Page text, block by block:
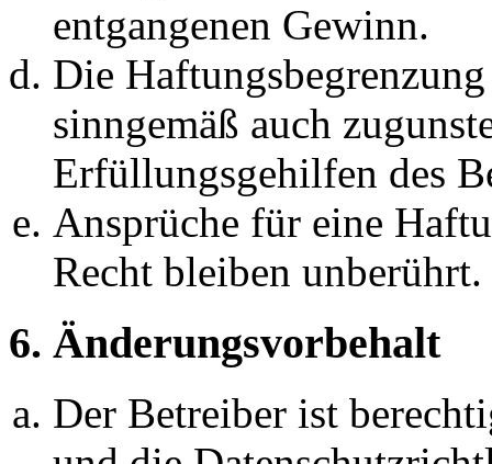
entgangenen Gewinn.
Die
sinngemäß auch
Erfüllungsgehilfen des
Ansprüche für eine
Recht bleiben unberührt.
6. Änderungsvorbehalt
Der Betreiber ist